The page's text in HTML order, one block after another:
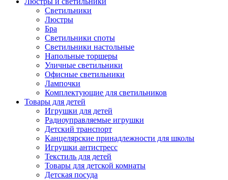
Светильники
Люстры
Бра
Светильники споты
Светильники настольные
Напольные торшеры
Уличные светильники
Офисные светильники
Лампочки
Комплектующие для светильников
Товары для детей
Игрушки для детей
Радиоуправляемые игрушки
Детский транспорт
Канцелярские принадлежности для школы
Игрушки антистресс
Текстиль для детей
Товары для детской комнаты
Детская посуда